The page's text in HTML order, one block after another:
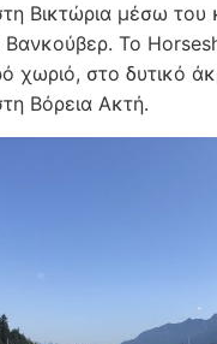
Βικτώρια μέσω
Βανκούβερ. Το
χωριό, στο δυτικό
Βόρεια Ακτή.